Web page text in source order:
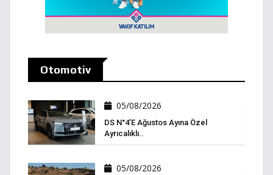
Otomotiv
05/08/2026
DS N°4’e Ağustos Ayına Özel
Ayrıcalıklı..
05/08/2026